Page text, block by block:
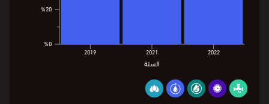
%20
%0
السنة
2019 2021 2022
السنة
%20
%0